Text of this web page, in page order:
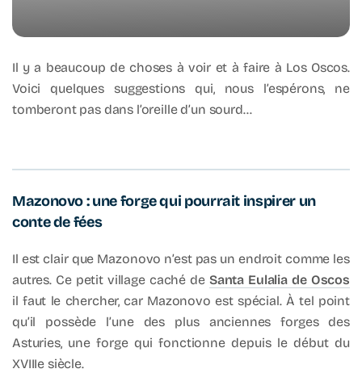
Il y a beaucoup de choses à voir et à faire à Los Oscos.
Voici quelques suggestions qui, nous l’espérons, ne
tomberont pas dans l’oreille d’un sourd…
Mazonovo : une forge qui pourrait inspirer un
conte de fées
Il est clair que Mazonovo n’est pas un endroit comme les
autres. Ce petit village caché de Santa Eulalia de Oscos
il faut le chercher, car Mazonovo est spécial. À tel point
qu’il possède l’une des plus anciennes forges des
Asturies, une forge qui fonctionne depuis le début du
XVIIIe siècle.